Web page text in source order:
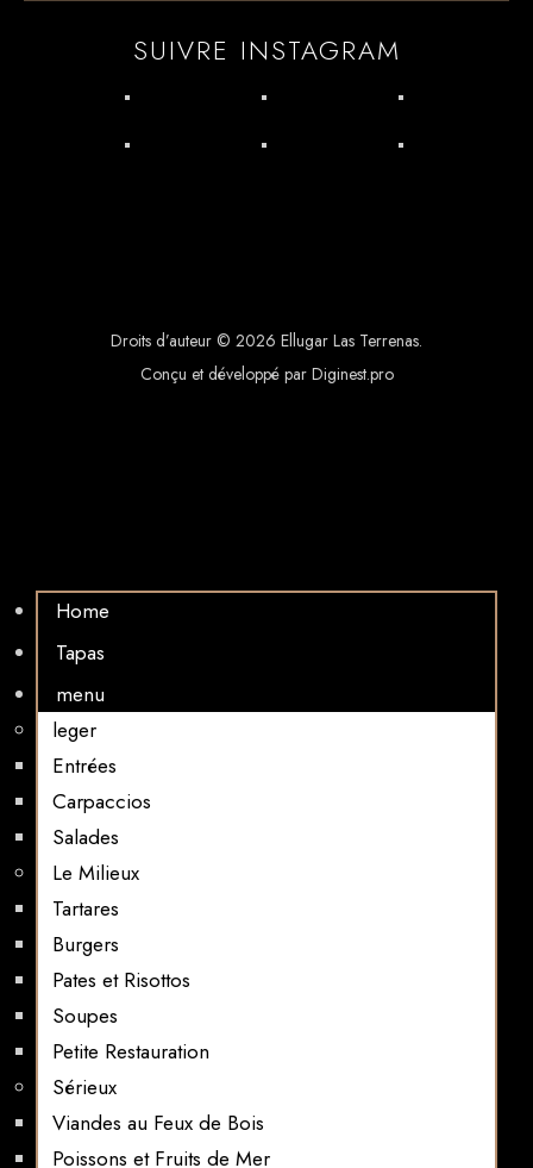
SUIVRE INSTAGRAM
Droits d’auteur © 2026 Ellugar Las Terrenas.
Conçu et développé par Diginest.pro
Home
Tapas
menu
leger
Entrées
Carpaccios
Salades
Le Milieux
Tartares
Burgers
Pates et Risottos
Soupes
Petite Restauration
Sérieux
Viandes au Feux de Bois
Poissons et Fruits de Mer